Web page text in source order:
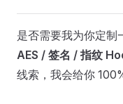
是否需要我为你定制
AES / 签名 / 指纹
线索，我会给你